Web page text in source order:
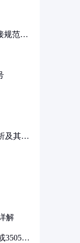
规范详
及其在
解
3505代